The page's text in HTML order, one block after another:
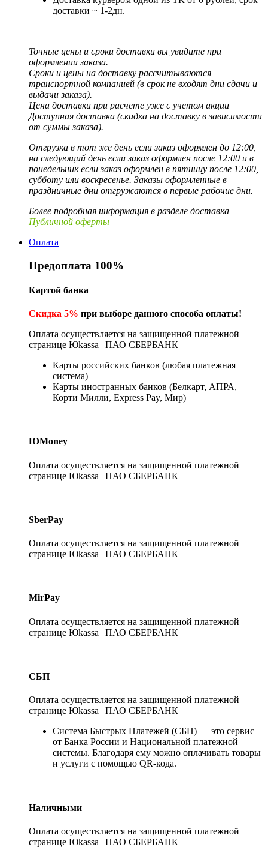
доставки ~ 1-2дн.
Точные цены и сроки доставки вы увидите при
оформлении заказа.
Сроки и цены на доставку рассчитываются
транспортной компанией (в срок не входят дни сдачи и
выдачи заказа).
Цена доставки при расчете уже с учетом акции
Доступная доставка (скидка на доставку в зависимости
от суммы заказа).
Отгрузка в тот же день если заказ оформлен до 12:00,
на следующий день если заказ оформлен после 12:00 и в
понедельник если заказ оформлен в пятницу после 12:00,
субботу или воскресенье. Заказы оформленные в
праздничные дни отгружаются в первые рабочие дни.
Более подробная информация в разделе доставка
Публичной оферты
Оплата
Предоплата 100%
Картой банка
Скидка 5% при выборе данного способа оплаты!
Оплата осуществляется на защищенной платежной
странице Юkassa | ПАО СБЕРБАНК
Карты российских банков (любая платежная
система)
Карты иностранных банков (Белкарт, АПРА,
Корти Милли, Express Pay, Мир)
ЮMoney
Оплата осуществляется на защищенной платежной
странице Юkassa | ПАО СБЕРБАНК
SberPay
Оплата осуществляется на защищенной платежной
странице Юkassa | ПАО СБЕРБАНК
MirPay
Оплата осуществляется на защищенной платежной
странице Юkassa | ПАО СБЕРБАНК
СБП
Оплата осуществляется на защищенной платежной
странице Юkassa | ПАО СБЕРБАНК
Система Быстрых Платежей (СБП) — это сервис
от Банка России и Национальной платежной
системы. Благодаря ему можно оплачивать товары
и услуги с помощью QR-кода.
Наличными
Оплата осуществляется на защищенной платежной
странице Юkassa | ПАО СБЕРБАНК